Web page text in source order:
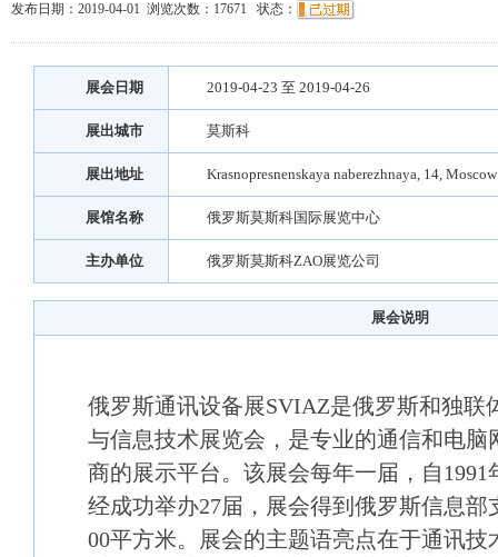
发布日期：2019-04-01 浏览次数： 17671 状态：
展会日期 2019-04-23 至 2019-04-26
展出城市 莫斯科
展出地址 Krasnopresnenskaya naberezhnaya, 14, Moscow
展馆名称 俄罗斯莫斯科国际展览中心
主办单位 俄罗斯莫斯科ZAO展览公司
展会说明
俄罗斯通讯设备展SVIAZ是俄罗斯和独联
与信息技术展览会，是专业的通信和电脑
商的展示平台。该展会每年一届，自
经成功举办27届，展会得到俄罗斯信息部
00平方米。展会的主题语亮点在于通讯